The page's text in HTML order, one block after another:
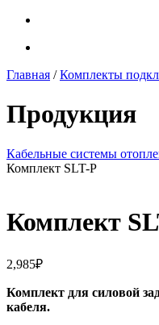
Главная /Комплекты
Продукция
Кабельные системы
Комплект SLT-P
Комплект
2,985₽
Комплект для силовой
кабеля.